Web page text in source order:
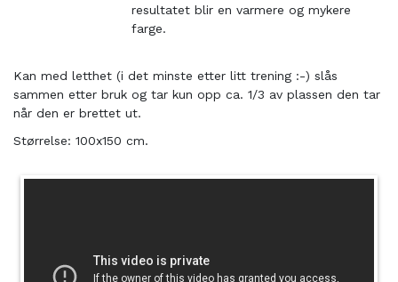
resultatet blir en varmere og mykere
farge.
Kan med letthet (i det minste etter litt trening :-) slås
sammen etter bruk og tar kun opp ca. 1/3 av plassen den tar
når den er brettet ut.
Størrelse: 100x150 cm.